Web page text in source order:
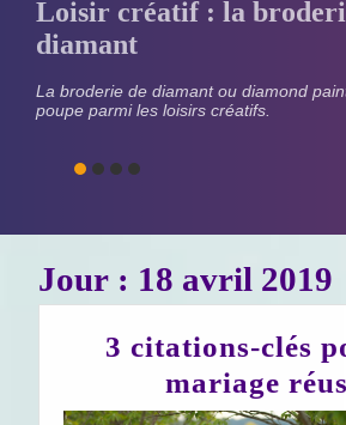
Loisir créatif : la
diamant
La broderie de diamant ou diamond
poupe parmi les loisirs créatifs.
Jour : 18 avril 2019
3 citations-clés
mariage